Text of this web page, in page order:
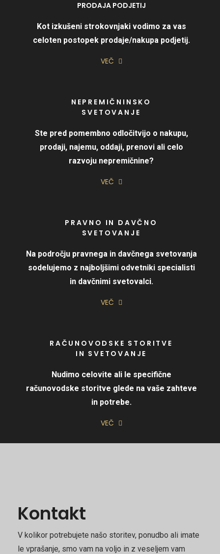
PRODAJA PODJETIJ
Kot izkušeni strokovnjaki vodimo za vas
celoten postopek prodaje/nakupa podjetij.
VEČ
NEPREMIČNINSKO
SVETOVANJE
Ste pred pomembno odločitvijo o nakupu,
prodaji, najemu, oddaji, prenovi ali celo
razvoju nepremičnine?
VEČ
PRAVNO IN DAVČNO
SVETOVANJE
Na področju pravnega in davčnega svetovanja
sodelujemo z najboljšimi odvetniki specialisti
in davčnimi svetovalci.
VEČ
RAČUNOVODSKE STORITVE
IN SVETOVANJE
Nudimo celovite ali le specifične
računovodske storitve glede na vaše zahteve
in potrebe.
VEČ
Kontakt
V kolikor potrebujete našo storitev, ponudbo ali imate
le vprašanje, smo vam na voljo in z veseljem vam